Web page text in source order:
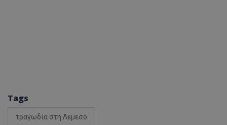
Tags
τραγωδία στη Λεμεσό